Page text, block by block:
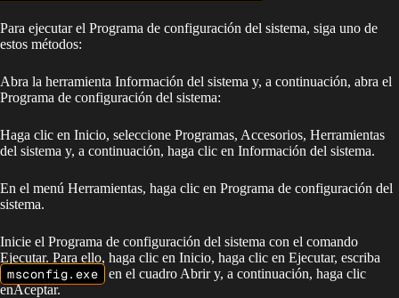
Para ejecutar el Programa de configuración del sistema, siga uno de
estos métodos:
Abra la herramienta Información del sistema y, a continuación, abra el
Programa de configuración del sistema:
Haga clic en Inicio, seleccione Programas, Accesorios, Herramientas
del sistema y, a continuación, haga clic en Información del sistema.
En el menú Herramientas, haga clic en Programa de configuración del
sistema.
Inicie el Programa de configuración del sistema con el comando
Ejecutar. Para ello, haga clic en Inicio, haga clic en Ejecutar, escriba
msconfig.exe
en el cuadro Abrir y, a continuación, haga clic
enAceptar.